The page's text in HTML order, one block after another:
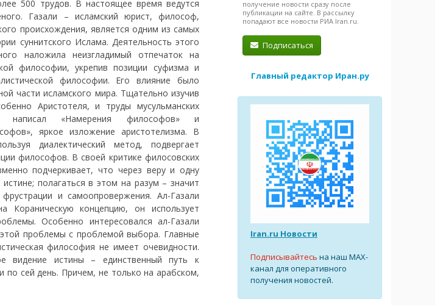
500 трудов. В настоящее время ведутся
Газали – исламский юрист, философ,
происхождения, является одним из самых
суннитского Ислама. Деятельность этого
наложила неизгладимый отпечаток на
философии, укрепив позиции суфизма и
философии. Его влияние было
части исламского мира. Тщательно изучив
Аристотеля, и труды мусульманских
написал «Намерения философов» и
яркое изложение аристотелизма. В
диалектический метод, подвергает
философов. В своей критике филосовских
подчеркивает, что через веру и одну
полагаться в этом на разум – значит
и самоопровержения. Ал-Газали
Кораническую концепцию, он использует
Особенно интересовался ал-Газали
проблемы с проблемой выбора. Главные
философия не имеет очевидности.
видение истины – единственный путь к
по сей день. Причем, не только на арабском,
получение новости сразу после
публикации на сайте. В рассылку
попадают все новости РИА Iran.ru.
Подписаться
Главный редактор Иран.ру
Iran.ru Новости
Подписывайтесь на наш MAX-
канал для оперативного
получения новостей.